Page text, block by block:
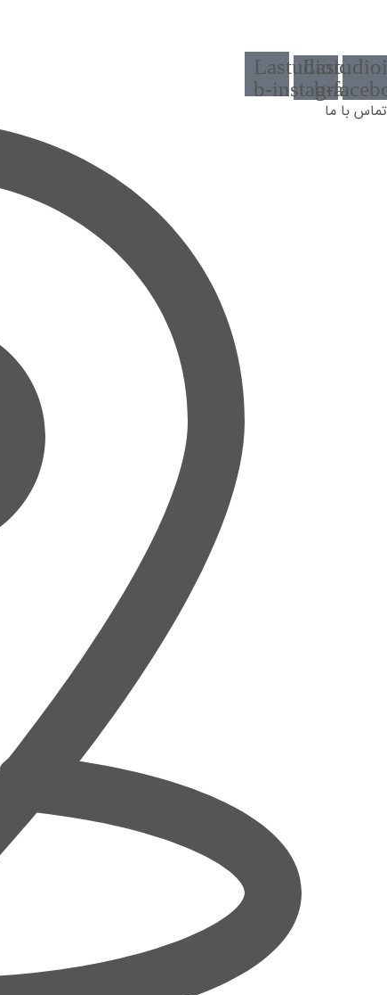
b-
Lastudioicon-
b-instagram-1
تماس با ما